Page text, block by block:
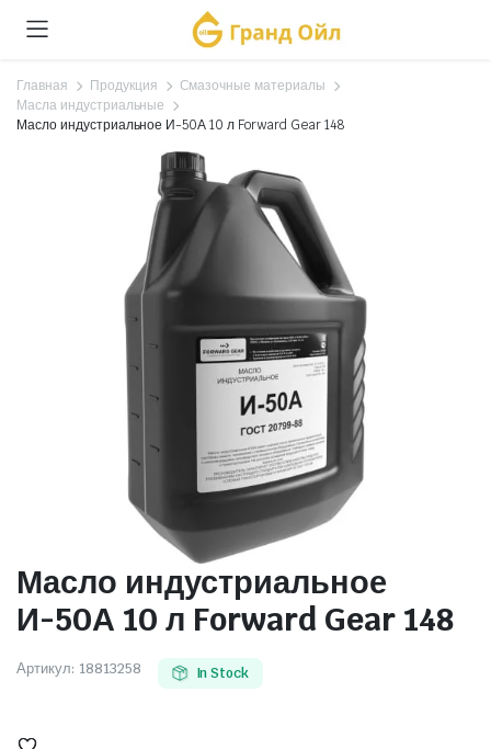
Главная Продукция
Смазочные материалы
Масла индустриальные
Масло индустриальное И-50А 10 л Forward Gear 148
Масло индустриальное
И-50А 10 л Forward Gear 148
Артикул: 18813258 In Stock